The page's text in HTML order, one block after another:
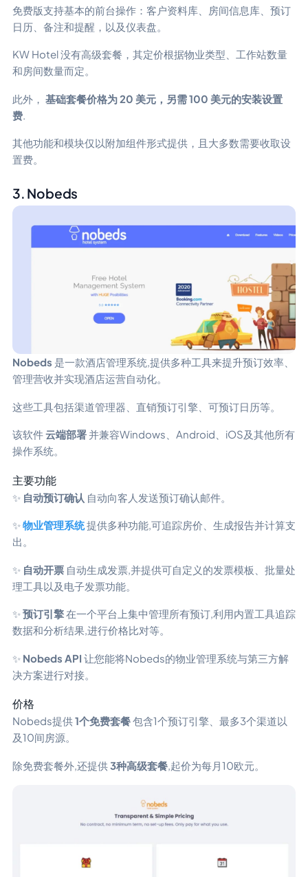
免费版支持基本的前台操作：客户资料库、房间信息库、预订
日历、备注和提醒，以及仪表盘。
KW Hotel 没有高级套餐，其定价根据物业类型、工作站数量
和房间数量而定。
此外， 基础套餐价格为 20 美元，另需 100 美元的安装设置
费
其他功能和模块仅以附加组件形式提供，且大多数需要收取设
置费。
3. Nobeds
Nobeds 是一款酒店管理系统,提供多种工具来提升预订效率、
管理营收并实现酒店运营自动化。
这些工具包括渠道管理器、直销预订引擎、可预订日历等。
该软件云端部署并兼容Windows、Android、iOS及其他所有
操作系统。
主要功能
✨ 自动预订确认 自动向客人发送预订确认邮件。
✨物业管理系统提供多种功能,可追踪房价、生成报告并计算支
出。
✨ 自动开票 自动生成发票,并提供可自定义的发票模板、批量处
理工具以及电子发票功能。
✨预订引擎在一个平台上集中管理所有预订,利用内置工具追踪
数据和分析结果,进行价格比对等。
✨ Nobeds API 让您能将Nobeds的物业管理系统与第三方解
决方案进行对接。
价格
Nobeds提供1个免费套餐包含1个预订引擎、最多3个渠道以
及10间房源。
除免费套餐外,还提供3种高级套餐 ,起价为每月10欧元。